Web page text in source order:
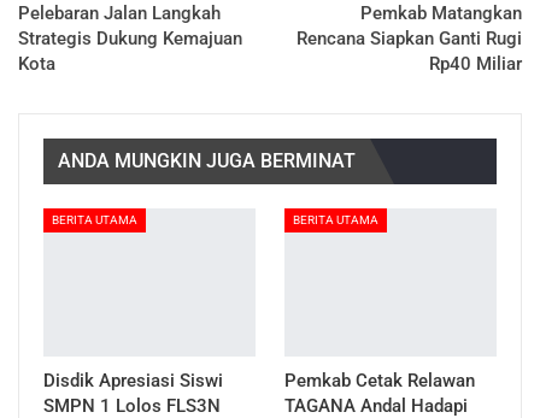
Pelebaran Jalan Langkah
Strategis Dukung Kemajuan
Kota
Pemkab Matangkan
Rencana Siapkan Ganti Rugi
Rp40 Miliar
ANDA MUNGKIN JUGA BERMINAT
BERITA UTAMA
Disdik Apresiasi Siswi
SMPN 1 Lolos FLS3N
BERITA UTAMA
Pemkab Cetak Relawan
TAGANA Andal Hadapi